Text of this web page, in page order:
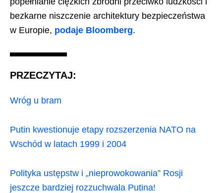
bezkarne niszczenie architektury bezpieczeństwa
w Europie, podaje Bloomberg.
PRZECZYTAJ:
Wróg u bram
Putin kwestionuje etapy rozszerzenia NATO na
Wschód w latach 1999 i 2004
Polityka ustępstw i „nieprowokowania” Rosji
jeszcze bardziej rozzuchwala Putina!